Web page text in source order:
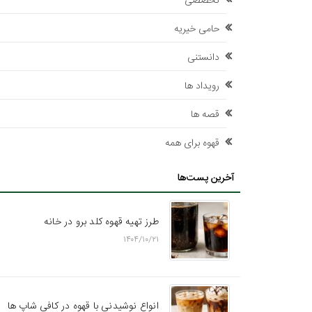
حامی خیریه
دانستنی
رویداد ها
قصه ها
قهوه برای همه
آخرین پست‌ها
طرز تهیه قهوه کلد برو در خانه
۱۴۰۴/۱۰/۲۱
انواع نوشیدنی با قهوه در کافی شاپ ها